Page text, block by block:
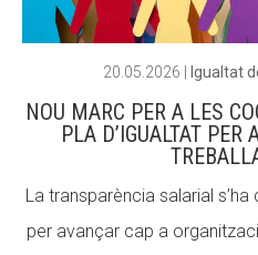
20.05.2026 Igualtat
NOU MARC PER A LES
PLA D’IGUALTAT PER
La transparència salarial
per avançar cap a